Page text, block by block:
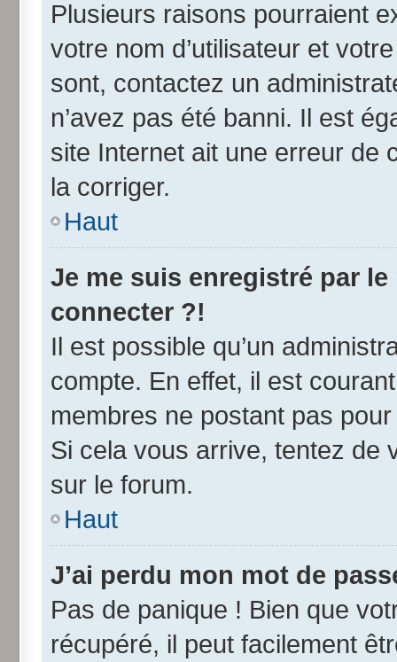
Plusieurs raisons pourraient
votre nom d’utilisateur et
sont, contactez un
n’avez pas été banni. Il est
site Internet ait une erreur de
la corriger.
Haut
Je me suis enregistré par
connecter ?!
Il est possible qu’un
compte. En effet, il est
membres ne postant pas
Si cela vous arrive, tentez de
sur le forum.
Haut
J’ai perdu mon mot de
Pas de panique ! Bien que
récupéré, il peut facilement